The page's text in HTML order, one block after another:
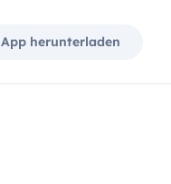
App herunterladen